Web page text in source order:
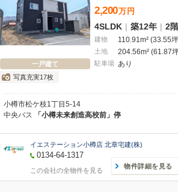
一戸建て
写真充実17枚
2,200万 円
4SLDK | 築12年 | 2
建物 110.91m² (33.55
土地 204.56m² (61.87
駐車場 あり
小樽市松ケ枝1丁目5-14
中央バス 「小樽未来創造高校前」停
イエステーション小樽店 北章宅建(株)
0134-64-1317
この会社の全物件を見る
物件詳細を見る